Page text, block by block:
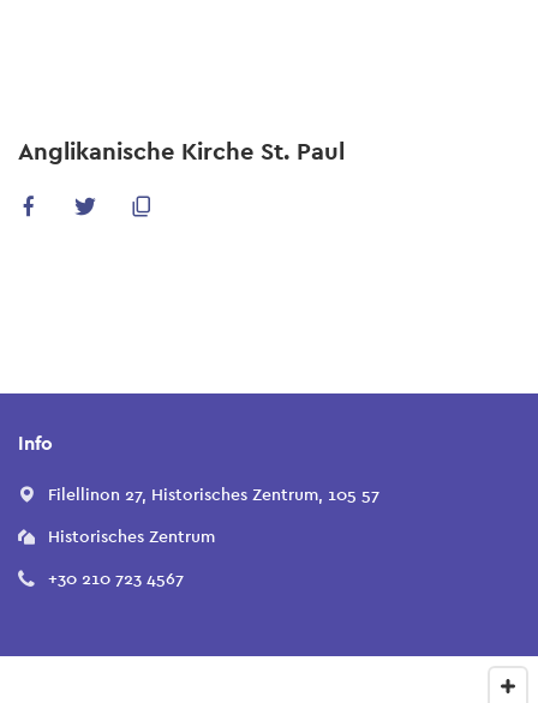
content
Anglikanische Kirche St. Paul
Info
Filellinon 27, Historisches Zentrum, 105 57
Historisches Zentrum
+30 210 723 4567